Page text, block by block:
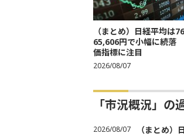
（まとめ）日経平均は
65,606円で小幅に続落
価指標に注目
2026/08/07
「市況概況」の
2026/08/07 （まとめ